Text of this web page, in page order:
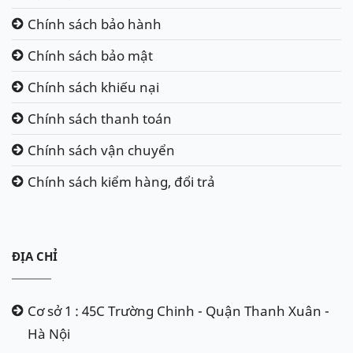
Chính sách bảo hành
Chính sách bảo mật
Chính sách khiếu nại
Chính sách thanh toán
Chính sách vận chuyển
Chính sách kiểm hàng, đổi trả
ĐỊA CHỈ
Cơ sở 1 : 45C Trường Chinh - Quận Thanh Xuân -
Hà Nội